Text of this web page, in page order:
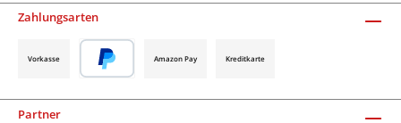
Zahlungsarten
Vorkasse Amazon Pay Kreditkarte
Partner